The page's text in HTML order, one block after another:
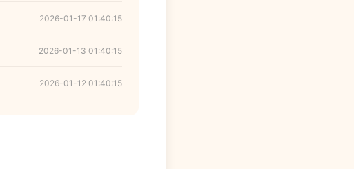
2026-01-17 01:40:15
2026-01-13 01:40:15
2026-01-12 01:40:15